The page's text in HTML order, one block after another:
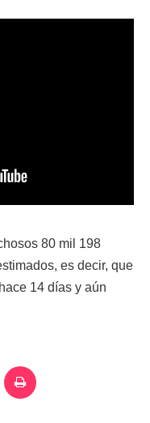
80 mil 198
es decir, que
14 días y aún